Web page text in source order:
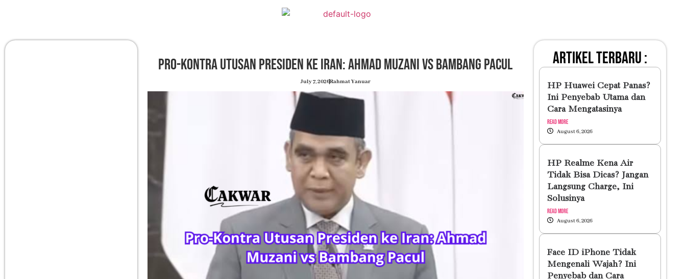
Pro-Kontra Utusan Presiden ke Iran: Ahmad Muzani vs Bambang Pacul
July 7, 2026Rahmat Yanuar
artikel terbaru :
HP Huawei Cepat Panas?
Ini Penyebab Utama dan
Cara Mengatasinya
Read More
August 6, 2026
HP Realme Kena Air
Tidak Bisa Dicas? Jangan
Langsung Charge, Ini
Solusinya
Read More
August 6, 2026
Face ID iPhone Tidak
Mengenali Wajah? Ini
Penyebab dan Cara